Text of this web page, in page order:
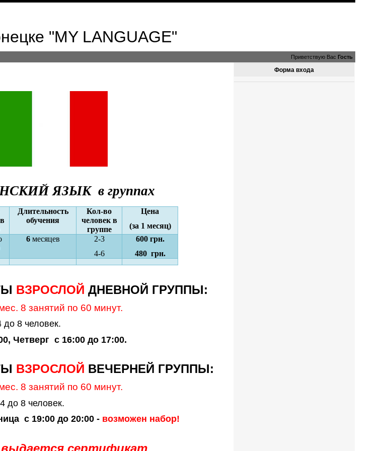
"MY LANGUAGE"
Приветствую Вас Гость
ЯЗЫК в группах
Длительность
обучения
Кол-во
человек в
группе
Цена
(за 1 месяц)
6 месяцев
2-3
4-6
600 грн.
480 грн.
ВЗРОСЛОЙ ДНЕВНОЙ ГРУППЫ:
8 занятий по 60 минут.
до 8 человек.
Четверг с 16:00 до 17:00.
ВЗРОСЛОЙ ВЕЧЕРНЕЙ ГРУППЫ:
8 занятий по 60 минут.
до 8 человек.
с 19:00 до 20:00 - возможен набор!
выдаетсясертификат
Форма входа